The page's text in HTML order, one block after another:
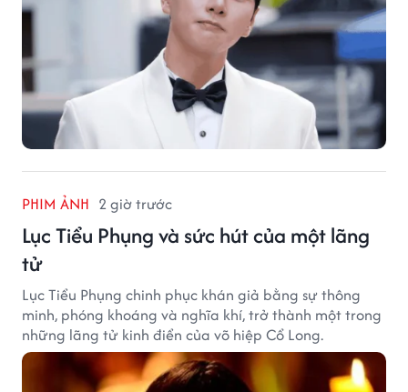
PHIM ẢNH 2 giờ trước
Lục Tiểu Phụng và sức hút của một lãng
tử
Lục Tiểu Phụng chinh phục khán giả bằng sự thông
minh, phóng khoáng và nghĩa khí, trở thành một trong
những lãng tử kinh điển của võ hiệp Cổ Long.